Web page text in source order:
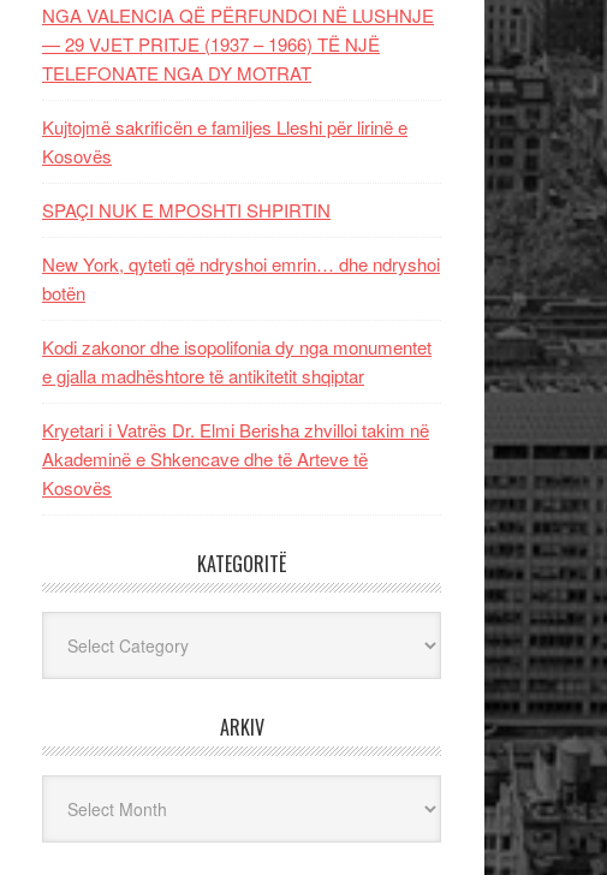
NGA VALENCIA QË PËRFUNDOI NË LUSHNJE
— 29 VJET PRITJE (1937 – 1966) TË NJË
TELEFONATE NGA DY MOTRAT
Kujtojmë sakrificën e familjes Lleshi për lirinë e
Kosovës
SPAÇI NUK E MPOSHTI SHPIRTIN
New York, qyteti që ndryshoi emrin… dhe ndryshoi
botën
Kodi zakonor dhe isopolifonia dy nga monumentet
e gjalla madhështore të antikitetit shqiptar
Kryetari i Vatrës Dr. Elmi Berisha zhvilloi takim në
Akademinë e Shkencave dhe të Arteve të
Kosovës
KATEGORITË
ARKIV